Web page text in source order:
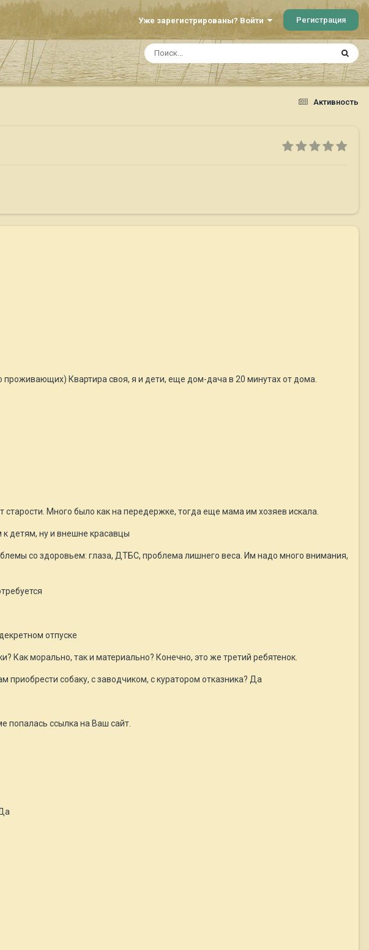
Уже зарегистрированы? Войти Регистрация
Активность
Квартира своя, я и дети, еще дом-дача в 20 минутах от дома.
Много было как на передержке, тогда еще мама им хозяев искала.
детям, ну и внешне красавцы
со здоровьем: глаза, ДТБС, проблема лишнего веса. Им надо много внимания,
отпуске
Как морально, так и материально? Конечно, это же третий ребятенок.
собаку, с заводчиком, с куратором отказника? Да
попалась ссылка на Ваш сайт.